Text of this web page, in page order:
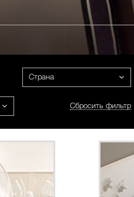
Страна
Сбросить фильтр